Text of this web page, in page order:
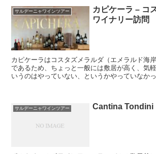
サルデーニャワインツアー
カピケーラ – コ
ワイナリー訪問
カピケーラはコスタズメラルダ（エメラルド海
であるため、ちょっと一般には敷居が高く、気
いうのはやっていない、というかやっていなか
サルデーニャワインツアー Cantina Tondini